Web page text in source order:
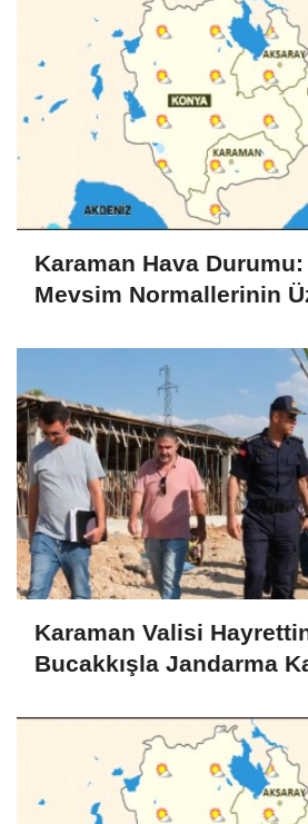
Karaman Hava Durumu:
Mevsim Normallerinin
Karaman Valisi
Bucakkışla Jandarma